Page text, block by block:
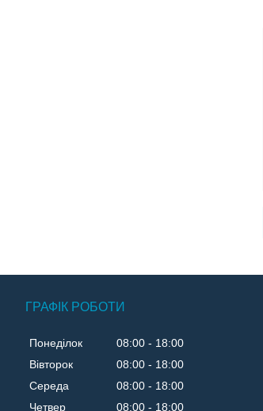
ГРАФІК РОБОТИ
Понеділок 08:00
18:00
Вівторок
08:00
18:00
Середа
08:00
18:00
Четвер
08:00 18:00